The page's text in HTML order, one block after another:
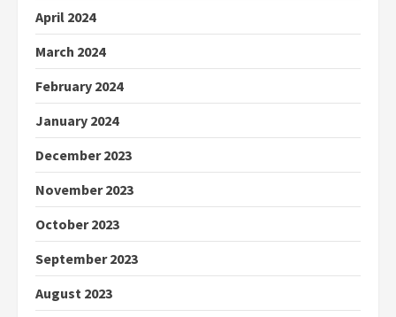
April 2024
March 2024
February 2024
January 2024
December 2023
November 2023
October 2023
September 2023
August 2023